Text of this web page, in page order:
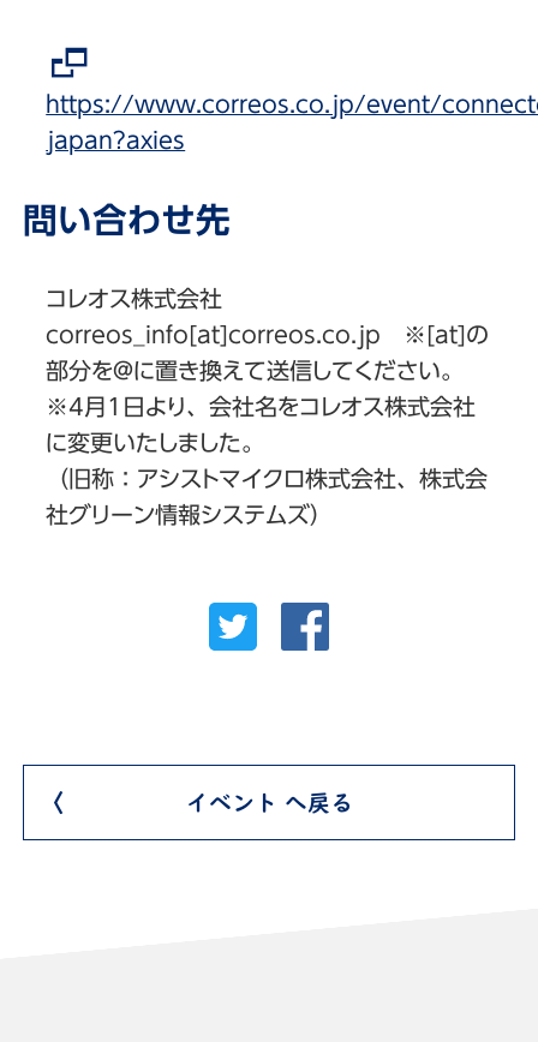
https://www.correos.co.jp/event/
japan?axies
問い合わせ先
コレオス株式会社
correos_info[at]correos.co.jp ※[at]の
部分を@に置き換えて送信してください。
※4月1日より、会社名をコレオス株式会社
に変更いたしました。
（旧称：アシストマイクロ株式会社、株式会
社グリーン情報システムズ）
イベント へ戻る